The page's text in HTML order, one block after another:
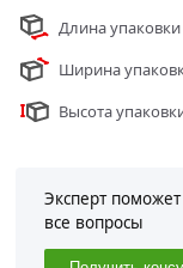
Длина
Ширина
Высота
Эксперт
все вопросы